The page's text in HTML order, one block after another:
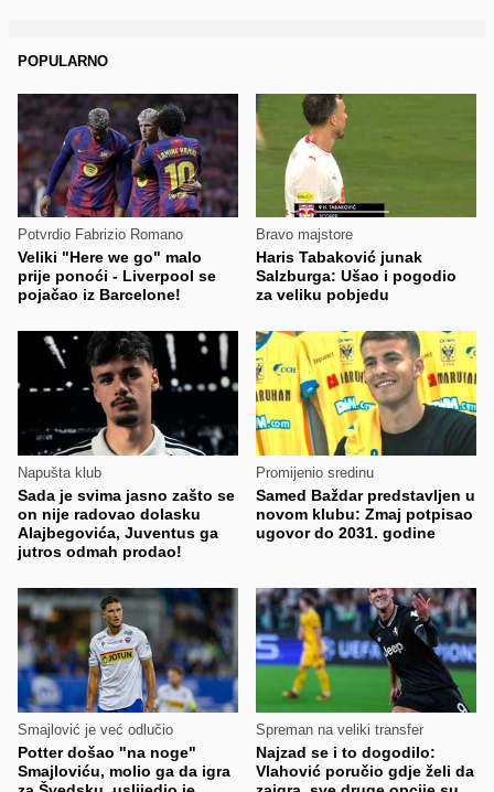
POPULARNO
Potvrdio Fabrizio Romano
Veliki "Here we go" malo
prije ponoći - Liverpool se
pojačao iz Barcelone!
Bravo majstore
Haris Tabaković junak
Salzburga: Ušao i pogodio
za veliku pobjedu
Napušta klub
Sada je svima jasno zašto se
on nije radovao dolasku
Alajbegovića, Juventus ga
jutros odmah prodao!
Promijenio sredinu
Samed Baždar predstavljen u
novom klubu: Zmaj potpisao
ugovor do 2031. godine
Smajlović je već odlučio
Potter došao "na noge"
Smajloviću, molio ga da igra
Spreman na veliki transfer
Najzad se i to dogodilo:
Vlahović poručio gdje želi da